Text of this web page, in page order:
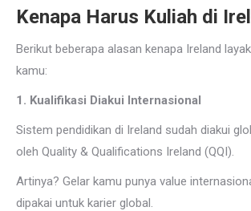
Kenapa Harus Kuliah di
Berikut beberapa alasan kenapa Ireland
kamu:
1. Kualifikasi Diakui Internasional
Sistem pendidikan di Ireland sudah diakui
oleh Quality & Qualifications Ireland (QQI).
Artinya? Gelar kamu punya value
dipakai untuk karier global.